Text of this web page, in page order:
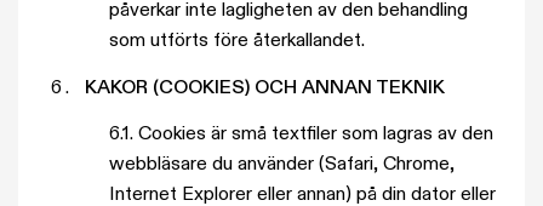
påverkar inte lagligheten av den behandling
som utförts före återkallandet.
KAKOR (COOKIES) OCH ANNAN TEKNIK
6.1. Cookies är små textfiler som lagras av den
webbläsare du använder (Safari, Chrome,
Internet Explorer eller annan) på din dator eller